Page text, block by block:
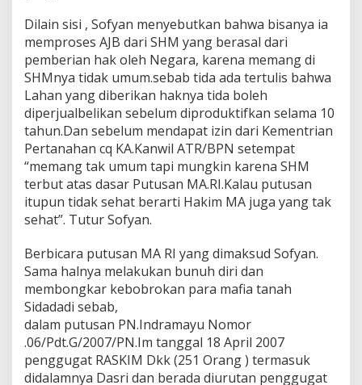
Dilain sisi , Sofyan menyebutkan bahwa bisanya ia
memproses AJB dari SHM yang berasal dari
pemberian hak oleh Negara, karena memang di
SHMnya tidak umum.sebab tida ada tertulis bahwa
Lahan yang diberikan haknya tida boleh
diperjualbelikan sebelum diproduktifkan selama 10
tahun.Dan sebelum mendapat izin dari Kementrian
Pertanahan cq KA.Kanwil ATR/BPN setempat
“memang tak umum tapi mungkin karena SHM
terbut atas dasar Putusan MA.RI.Kalau putusan
itupun tidak sehat berarti Hakim MA juga yang tak
sehat”. Tutur Sofyan.
Berbicara putusan MA RI yang dimaksud Sofyan.
Sama halnya melakukan bunuh diri dan
membongkar kebobrokan para mafia tanah
Sidadadi sebab,
dalam putusan PN.Indramayu Nomor
.06/Pdt.G/2007/PN.Im tanggal 18 April 2007
penggugat RASKIM Dkk (251 Orang ) termasuk
didalamnya Dasri dan berada diurutan penggugat